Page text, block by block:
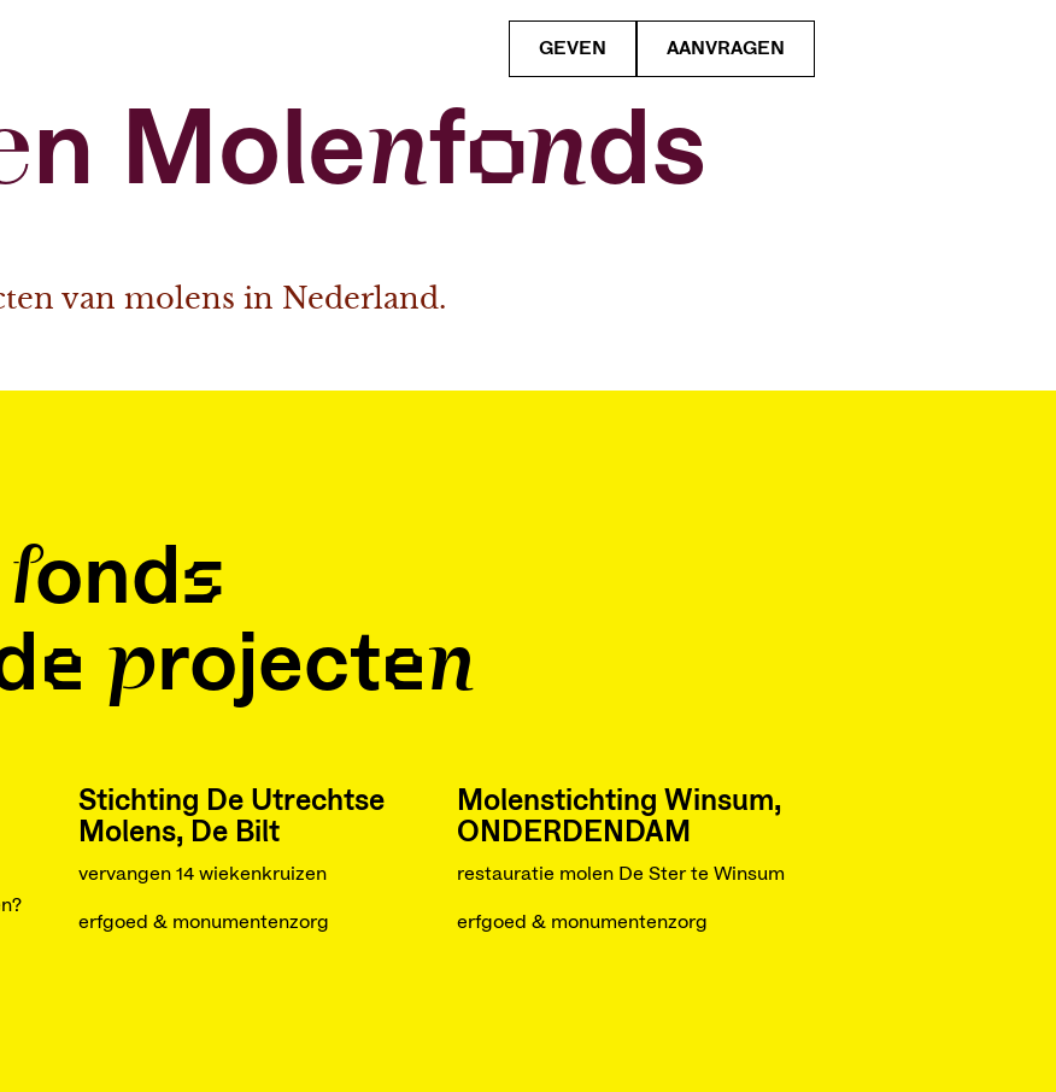
GEVEN AANVRAGEN
Molenfonds
van molens in Nederland.
projecten
Stichting De Utrechtse
Molens, De Bilt
vervangen 14 wiekenkruizen
erfgoed & monumentenzorg
Molenstichting Winsum,
ONDERDENDAM
restauratie molen De Ster te Winsum
erfgoed & monumentenzorg